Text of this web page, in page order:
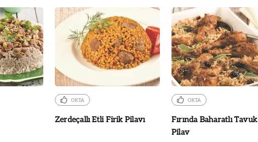
ORTA
Zerdeçallı Etli Firik Pilavı
ORTA
Fırında Baharatlı Tavuk
Pilav